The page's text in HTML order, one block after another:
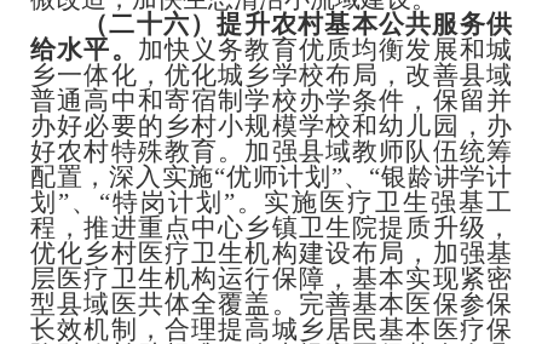
（二十六）提升农村基本公共服务供
给水平。 加快义务教育优质均衡发展和城
乡一体化，优化城乡学校布局，改善县域
普通高中和寄宿制学校办学条件，保留并
办好必要的乡村小规模学校和幼儿园，办
好农村特殊教育。加强县域教师队伍统筹
配置，深入实施“优师计划”、“银龄讲学计
划”、“特岗计划”。实施医疗卫生强基工
程，推进重点中心乡镇卫生院提质升级，
优化乡村医疗卫生机构建设布局，加强基
层医疗卫生机构运行保障，基本实现紧密
型县域医共体全覆盖。完善基本医保参保
长效机制，合理提高城乡居民基本医疗保